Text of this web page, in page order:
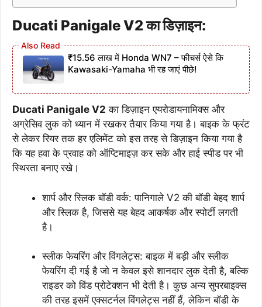
Ducati Panigale V2 का डिज़ाइन:
₹15.56 लाख में Honda WN7 – फीचर्स ऐसे कि
Kawasaki-Yamaha भी रह जाएं पीछे!
Ducati Panigale V2 का डिज़ाइन एयरोडायनामिक्स और
अग्रेसिव लुक को ध्यान में रखकर तैयार किया गया है। बाइक के फ्रंट
से लेकर रियर तक हर एलिमेंट को इस तरह से डिज़ाइन किया गया है
कि यह हवा के प्रवाह को ऑप्टिमाइज़ कर सके और हाई स्पीड पर भी
स्थिरता बनाए रखे।
शार्प और स्लिक बॉडी वर्क: पानिगाले V2 की बॉडी बेहद शार्प
और स्लिक है, जिससे यह बेहद आकर्षक और स्पोर्टी लगती
है।
स्लीक फेयरिंग और विंगलेट्स: बाइक में बड़ी और स्लीक
फेयरिंग दी गई है जो न केवल इसे शानदार लुक देती है, बल्कि
राइडर को विंड प्रोटेक्शन भी देती है। कुछ अन्य सुपरबाइक्स
की तरह इसमें एक्सटर्नल विंगलेट्स नहीं हैं, लेकिन बॉडी के